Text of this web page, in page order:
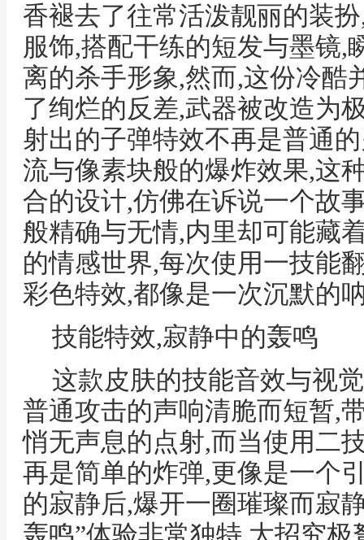
香褪去了往常活泼靓丽的装
服饰,搭配干练的短发与墨镜,
离的杀手形象,然而,这份冷酷
了绚烂的反差,武器被改造为
射出的子弹特效不再是普通
流与像素块般的爆炸效果,这
合的设计,仿佛在诉说一个故
般精确与无情,内里却可能藏
的情感世界,每次使用一技能
彩色特效,都像是一次沉默的
技能特效,寂静中的轰鸣
这款皮肤的技能音效与视
普通攻击的声响清脆而短暂,
悄无声息的点射,而当使用二
再是简单的炸弹,更像是一个
的寂静后,爆开一圈璀璨而寂